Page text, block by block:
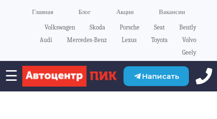
Главная Блог Акции Вакансии
Volkswagen Skoda Porsche Seat
Bently
Audi
Mercedes-Benz Lexus Toyota
Volvo
Geely
☰ Написать